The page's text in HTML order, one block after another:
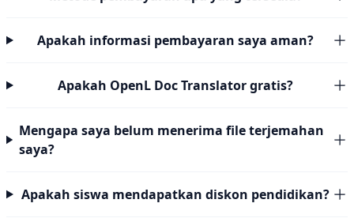
Apakah informasi pembayaran saya aman?
Apakah OpenL Doc Translator gratis?
Mengapa saya belum menerima file terjemahan
saya?
Apakah siswa mendapatkan diskon pendidikan?